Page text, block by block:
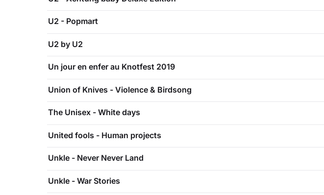
U2 - Popmart
U2 by U2
Un jour en enfer au Knotfest 2019
Union of Knives - Violence & Birdsong
The Unisex - White days
United fools - Human projects
Unkle - Never Never Land
Unkle - War Stories